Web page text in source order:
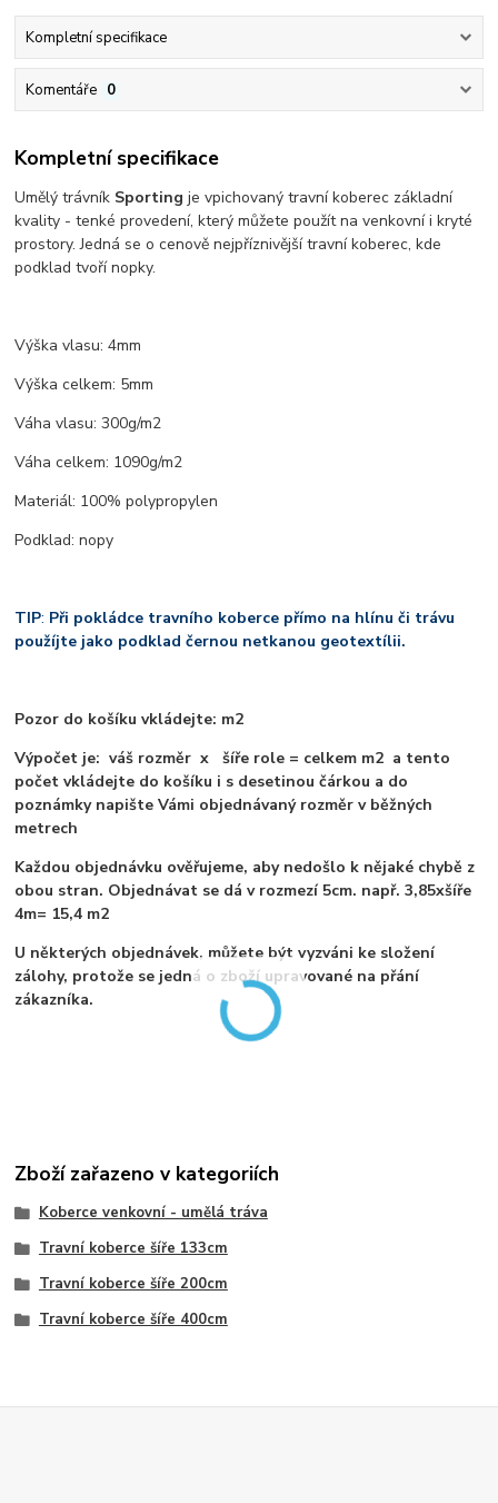
Kompletní specifikace
Komentáře 0
Kompletní specifikace
Umělý trávník Sportingje vpichovaný travní koberec základní
kvality - tenké provedení, který můžete použít na venkovní i kryté
prostory. Jedná se o cenově nejpříznivější travní koberec, kde
podklad tvoří nopky.
Výška vlasu: 4mm
Výška celkem: 5mm
Váha vlasu: 300g/m2
Váha celkem: 1090g/m2
Materiál: 100% polypropylen
Podklad: nopy
TIP: Při pokládce travního koberce přímo na hlínu či trávu
použíjte jako podklad černou netkanou geotextílii.
Pozor do košíku vkládejte: m2
Výpočet je: váš rozměr x šíře role = celkem m2 a tento
počet vkládejte do košíku i s desetinou čárkou a do
poznámky napište Vámi objednávaný rozměr v běžných
metrech
Každou objednávku ověřujeme, aby nedošlo k nějaké chybě z
obou stran. Objednávat se dá v rozmezí 5cm. např. 3,85xšíře
4m= 15,4 m2
U některých objednávek, můžete být vyzváni ke složení
zálohy, protože se jedná o zboží upravované na přání
zákazníka.
Zboží zařazeno v kategoriích
Koberce venkovní - umělá tráva
Travní koberce šíře 133cm
Travní koberce šíře 200cm
Travní koberce šíře 400cm